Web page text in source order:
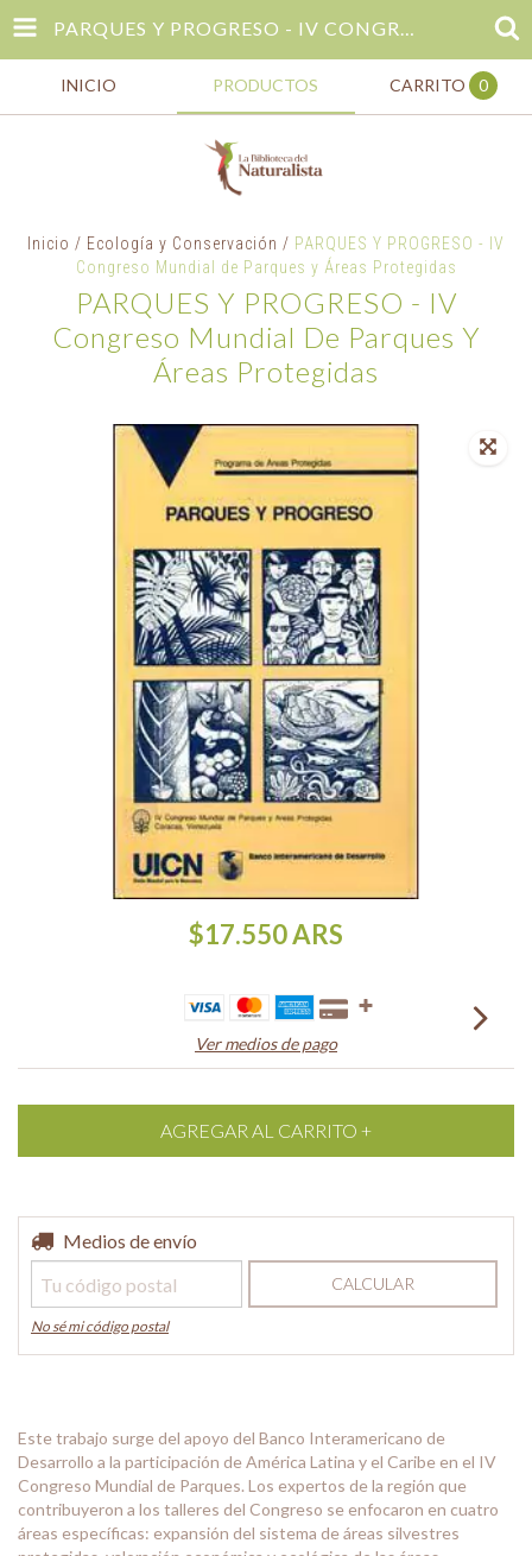
PARQUES Y PROGRESO - IV CONGRESO MUNDIAL DE PARQUES Y ÁREAS PROTEGIDAS
INICIO PRODUCTOS CARRITO 0
Inicio / Ecología y Conservación / PARQUES Y PROGRESO - IV
Congreso Mundial de Parques y Áreas Protegidas
PARQUES Y PROGRESO - IV
Congreso Mundial De Parques Y
Áreas Protegidas
$17.550ARS
Ver medios de pago
Entregas para el CP:
Medios de envío
CALCULAR
No sé mi código postal
Este trabajo surge del apoyo del Banco Interamericano de
Desarrollo a la participación de América Latina y el Caribe en el IV
Congreso Mundial de Parques. Los expertos de la región que
contribuyeron a los talleres del Congreso se enfocaron en cuatro
áreas específicas: expansión del sistema de áreas silvestres